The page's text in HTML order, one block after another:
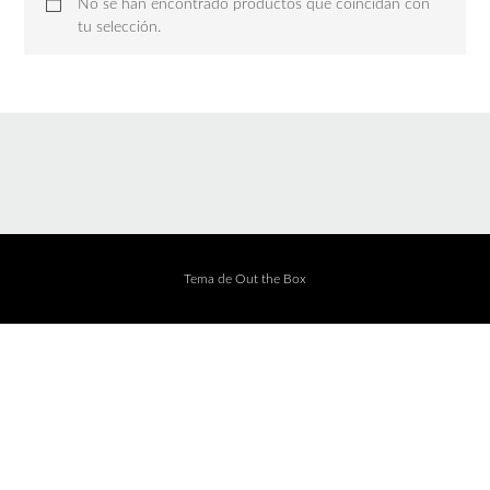
No se han encontrado productos que coincidan con
tu selección.
Tema de Out the Box